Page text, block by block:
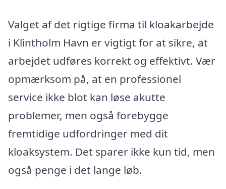
Valget af det rigtige firma til kloakarbejde
i Klintholm Havn er vigtigt for at sikre, at
arbejdet udføres korrekt og effektivt. Vær
opmærksom på, at en professionel
service ikke blot kan løse akutte
problemer, men også forebygge
fremtidige udfordringer med dit
kloaksystem. Det sparer ikke kun tid, men
også penge i det lange løb.